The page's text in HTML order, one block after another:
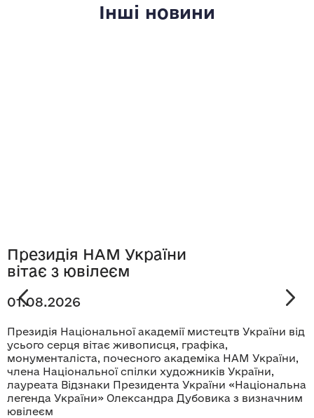
Інші новини
Президія НАМ України
вітає з ювілеєм
01.08.2026
Президія Національної академії мистецтв України від
усього серця вітає живописця, графіка,
монументаліста, почесного академіка НАМ України,
члена Національної спілки художників України,
лауреата Відзнаки Президента України «Національна
легенда України» Олександра Дубовика з визначним
ювілеєм